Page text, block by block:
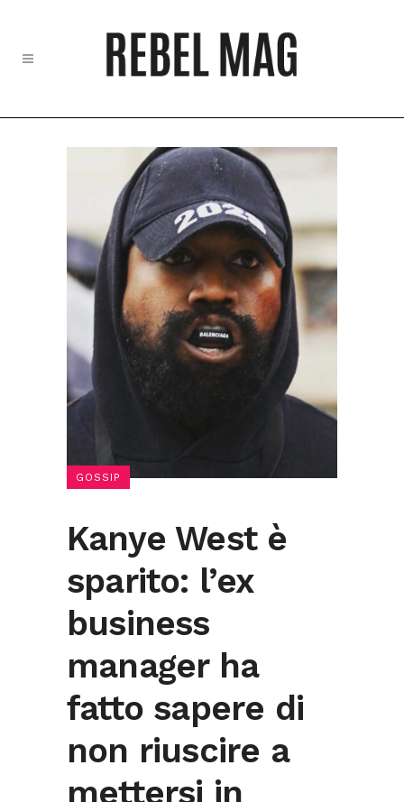
GOSSIP
Kanye West è
sparito: l’ex
business
manager ha
fatto sapere di
non riuscire a
mettersi in